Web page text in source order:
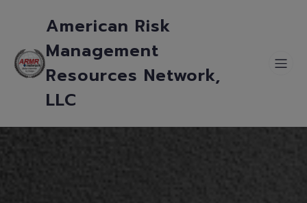
American Risk
Management
Resources Network,
LLC